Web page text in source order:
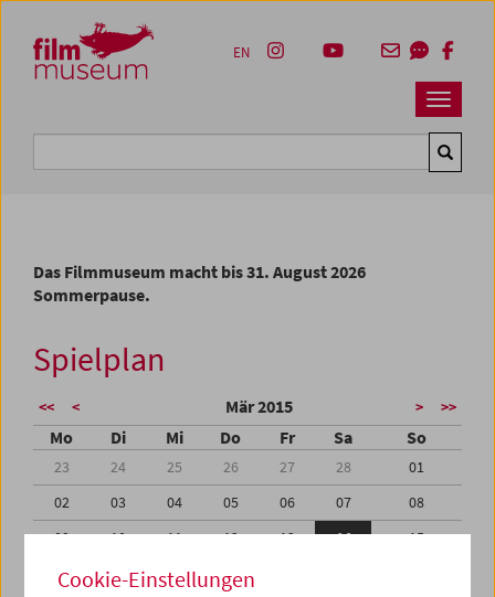
Zum Inhalt
Zum Hauptmenü
Zur Servicenavigation
Zum Suche
Navbar
EN
Das Filmmuseum macht bis 31. August 2026
Sommerpause.
Spielplan
<< < Mär 2015 > >>
Mo Di Mi Do Fr Sa So
23 24 25 26 27 28
01
02
03 04 05 06 07
08
09
10 11 12 13 14
15
16
17 18 19
Cookie-Einstellungen